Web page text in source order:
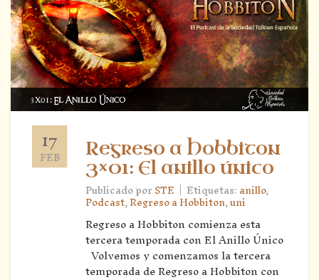
17
FEB
Regreso a Hobbiton
3×01: El anillo único
Publicado porSTE | Etiquetas:anillo,
Podcast,Regreso a Hobbiton,uni
Regreso a Hobbiton comienza esta
tercera temporada con El Anillo Único
Volvemos y comenzamos la tercera
temporada de Regreso a Hobbiton con